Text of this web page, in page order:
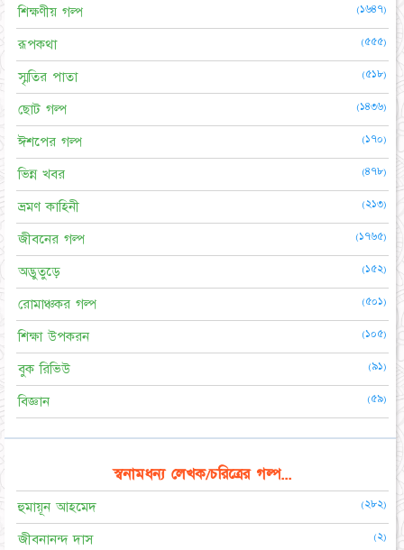
শিক্ষণীয় গল্প (১৬৪৭)
রূপকথা (৫৫৫)
স্মৃতির পাতা (৫১৮)
ছোট গল্প (১৪৩৬)
ঈশপের গল্প (১৭০)
ভিন্ন খবর (৪৭৮)
ভ্রমণ কাহিনী (২১৩)
জীবনের গল্প (১৭৬৫)
অদ্ভুতুড়ে (১৫২)
রোমাঞ্চকর গল্প (৫০১)
শিক্ষা উপকরন (১০৫)
বুক রিভিউ (৯১)
বিজ্ঞান (৫৯)
স্বনামধন্য লেখক/চরিত্রের গল্প...
হুমায়ূন আহমেদ (২৮২)
জীবনানন্দ দাস (২)